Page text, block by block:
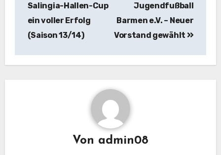
Salingia-Hallen-Cup
ein voller Erfolg
(Saison 13/14)
Jugendfußball
Barmen e.V. – Neuer
Vorstand gewählt
Von admin08